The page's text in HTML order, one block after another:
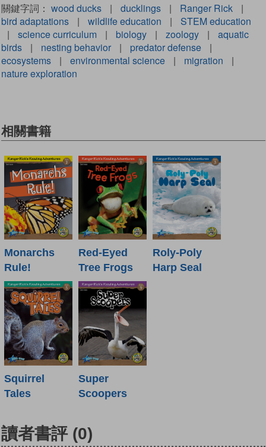
關鍵字詞： wood ducks | ducklings | Ranger Rick
|
bird adaptations
| wildlife education |
STEM education
|
science curriculum | biology | zoology |
aquatic
birds
| nesting behavior | predator defense
|
ecosystems
| environmental science | migration
|
nature exploration
相關書籍
Monarchs
Rule!
Red-Eyed
Tree Frogs
Roly-Poly
Harp Seal
Squirrel
Tales
Super
Scoopers
讀者書評 (0)